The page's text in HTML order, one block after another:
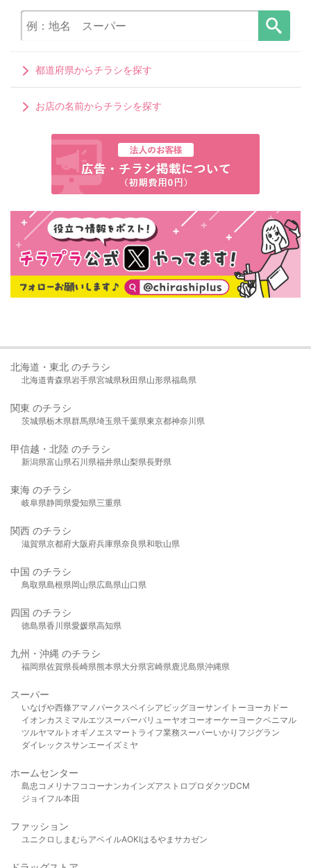
都道府県からチラシを探す
お店の名前からチラシを探す
北海道・東北 のチラシ
北海道青森県岩手県宮城県秋田県山形県福島県
関東 のチラシ
茨城県栃木県群馬県埼玉県千葉県東京都神奈川県
甲信越・北陸 のチラシ
新潟県富山県石川県福井県山梨県長野県
東海 のチラシ
岐阜県静岡県愛知県三重県
関西 のチラシ
滋賀県京都府大阪府兵庫県奈良県和歌山県
中国 のチラシ
鳥取県島根県岡山県広島県山口県
四国 のチラシ
徳島県香川県愛媛県高知県
九州・沖縄 のチラシ
福岡県佐賀県長崎県熊本県大分県宮崎県鹿児島県沖縄県
スーパー
いなげや西條アマノパークスベイシア ビッグヨーサンイトーヨーカドー
イオンカスミ マルエツスーパーバリューヤオコーオーケー ヨークベニマル
ツルヤマルト オギノ エスマート ライフ業務スーパーいかり フジグラン
ダイレックスサンエーイズミヤ
ホームセンター
島忠 コメリ ナフコ コーナンカインズアストロプロダクツDCM
ジョイフル本田
ファッション
ユニクロ しまむら アベイルAOKIはるやま サカゼン